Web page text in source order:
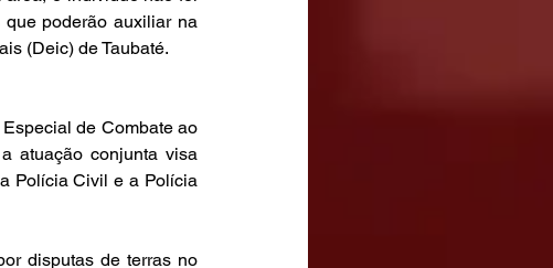
poderão auxiliar na
(Deic) de Taubaté.
de Combate ao
atuação conjunta visa
Polícia Civil e a Polícia
disputas de terras no